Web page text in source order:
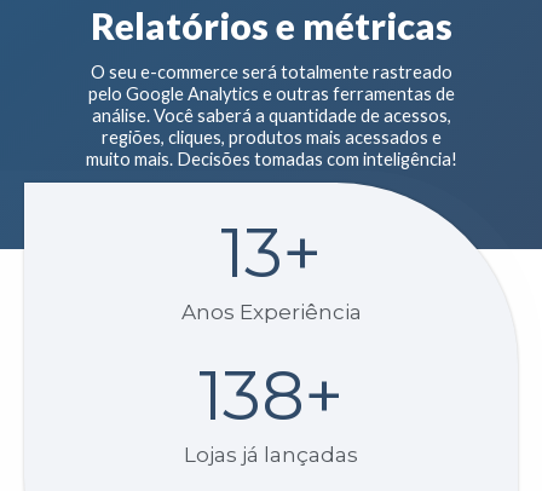
Relatórios e métricas
O seu e-commerce será totalmente rastreado
pelo Google Analytics e outras ferramentas de
análise. Você saberá a quantidade de acessos,
regiões, cliques, produtos mais acessados e
muito mais. Decisões tomadas com inteligência!
Anos Experiência
13+
Lojas já lançadas
138+